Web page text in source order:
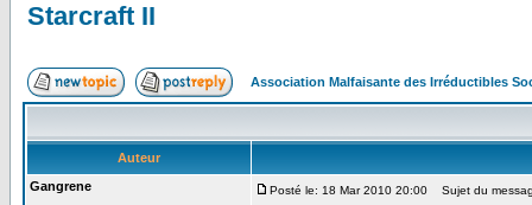
Starcraft II
Association Malfaisante des Irréductibles
Auteur
Gangrene
Posté le: 18 Mar 2010 20:00 Sujet du